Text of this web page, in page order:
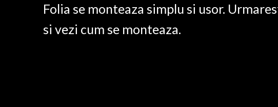
Folia se monteaza simplu si usor.
si vezi cum se monteaza.